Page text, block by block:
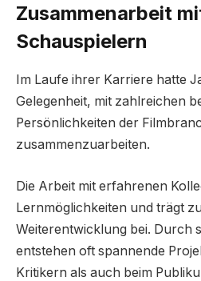
Zusammenarbeit
Schauspielern
Im Laufe ihrer Karriere hatte
Gelegenheit, mit zahlreichen
Persönlichkeiten der
zusammenzuarbeiten.
Die Arbeit mit erfahrenen
Lernmöglichkeiten und trägt
Weiterentwicklung bei. Durch
entstehen oft spannende
Kritikern als auch beim